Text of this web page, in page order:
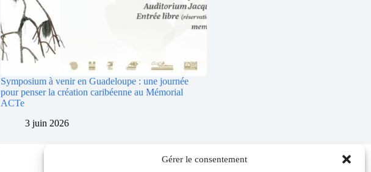
Gérer le consentement
Symposium à venir en Guadeloupe : une journée
pour penser la création caribéenne au Mémorial
ACTe
3 juin 2026